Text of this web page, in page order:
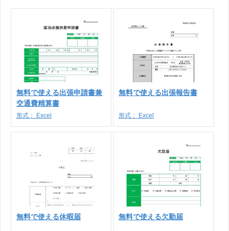
無料で使える出張申請書兼
交通費精算書
形式： Excel
無料で使える出張報告書
形式： Excel
無料で使える休暇届 無料で使える欠勤届